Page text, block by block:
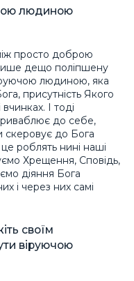
людиною
просто доброю
дещо поліпшену
людиною, яка
присутність Якого
І тоді
до себе,
скеровує до Бога
роблять нині наші
Хрещення, Сповідь,
діяння Бога
і через них самі
своїм
віруючою